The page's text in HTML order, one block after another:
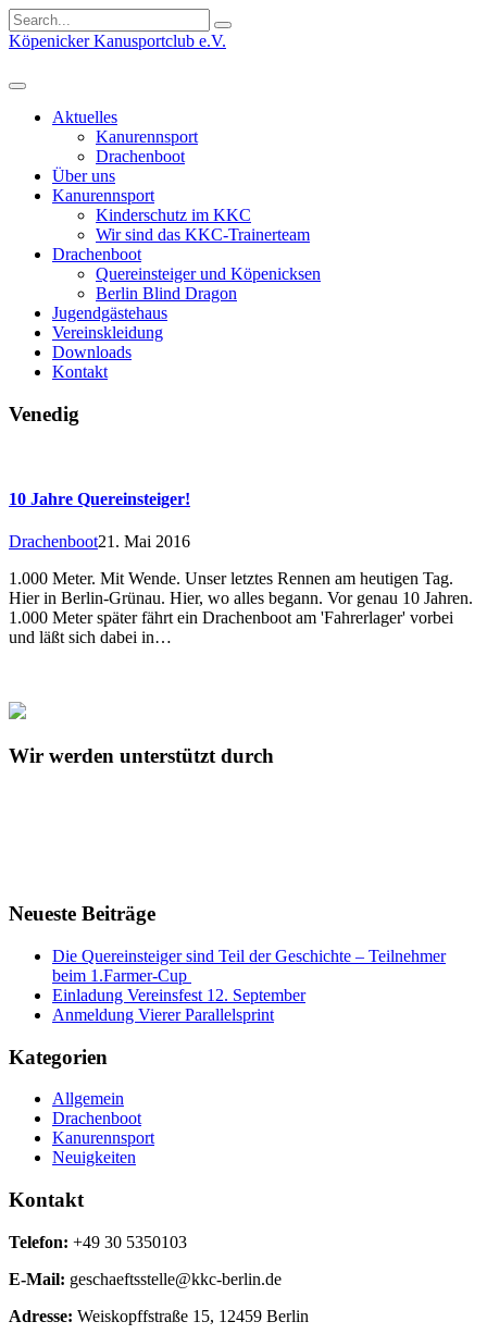
Search
for:
Köpenicker Kanusportclub e.V.
Aktuelles
Kanurennsport
Drachenboot
Über uns
Kanurennsport
Kinderschutz im KKC
Wir sind das KKC-Trainerteam
Drachenboot
Quereinsteiger und Köpenicksen
Berlin Blind Dragon
Jugendgästehaus
Vereinskleidung
Downloads
Kontakt
Venedig
10 Jahre Quereinsteiger!
Drachenboot21. Mai 2016
1.000 Meter. Mit Wende. Unser letztes Rennen am heutigen Tag.
Hier in Berlin-Grünau. Hier, wo alles begann. Vor genau 10 Jahren.
1.000 Meter später fährt ein Drachenboot am 'Fahrerlager' vorbei
und läßt sich dabei in…
Wir werden unterstützt durch
Neueste Beiträge
Die Quereinsteiger sind Teil der Geschichte – Teilnehmer
beim 1.Farmer-Cup
Einladung Vereinsfest 12. September
Anmeldung Vierer Parallelsprint
Kategorien
Allgemein
Drachenboot
Kanurennsport
Neuigkeiten
Kontakt
Telefon: +49 30 5350103
E-Mail: geschaeftsstelle@kkc-berlin.de
Adresse: Weiskopffstraße 15, 12459 Berlin